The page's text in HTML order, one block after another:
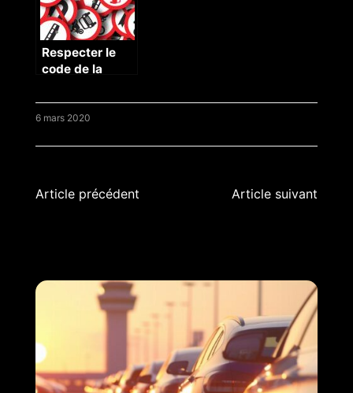
Respecter le
code de la
important
6 mars 2020
Navigation
Article précédent Article suivant